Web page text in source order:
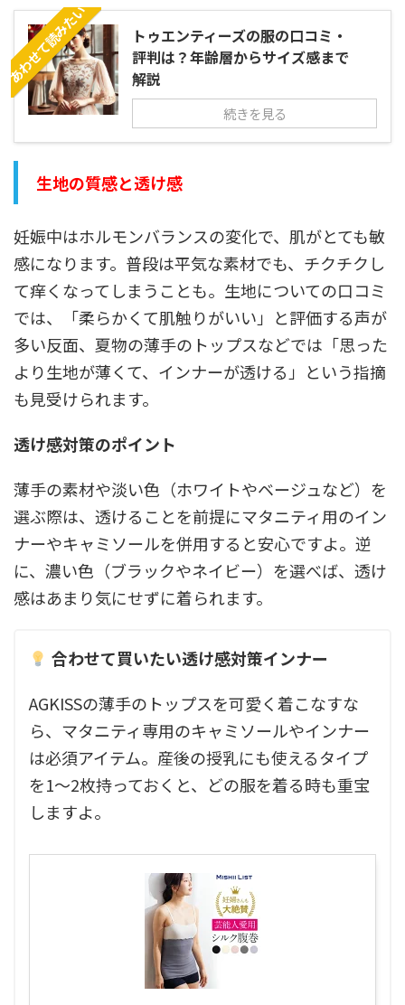
あわせて読みたい
トゥエンティーズの服の口コミ・
評判は？年齢層からサイズ感まで
解説
続きを見る
生地の質感と透け感
妊娠中はホルモンバランスの変化で、肌がとても敏
感になります。普段は平気な素材でも、チクチクし
て痒くなってしまうことも。生地についての口コミ
では、「柔らかくて肌触りがいい」と評価する声が
多い反面、夏物の薄手のトップスなどでは「思った
より生地が薄くて、インナーが透ける」という指摘
も見受けられます。
透け感対策のポイント
薄手の素材や淡い色（ホワイトやベージュなど）を
選ぶ際は、透けることを前提にマタニティ用のイン
ナーやキャミソールを併用すると安心ですよ。逆
に、濃い色（ブラックやネイビー）を選べば、透け
感はあまり気にせずに着られます。
合わせて買いたい透け感対策インナー
AGKISSの薄手のトップスを可愛く着こなすな
ら、マタニティ専用のキャミソールやインナー
は必須アイテム。産後の授乳にも使えるタイプ
を1〜2枚持っておくと、どの服を着る時も重宝
しますよ。